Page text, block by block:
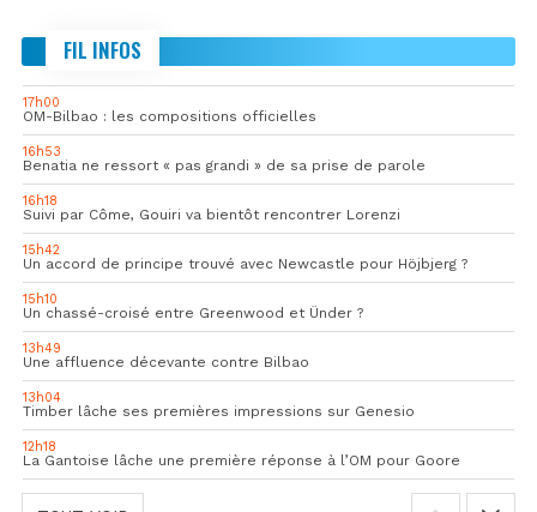
FIL INFOS
17h00
OM-Bilbao : les compositions officielles
16h53
Benatia ne ressort « pas grandi » de sa prise de parole
16h18
Suivi par Côme, Gouiri va bientôt rencontrer Lorenzi
15h42
Un accord de principe trouvé avec Newcastle pour Höjbjerg ?
15h10
Un chassé-croisé entre Greenwood et Ünder ?
13h49
Une affluence décevante contre Bilbao
13h04
Timber lâche ses premières impressions sur Genesio
12h18
La Gantoise lâche une première réponse à l’OM pour Goore